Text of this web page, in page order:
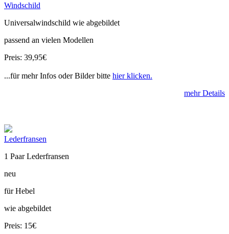
Windschild
Universalwindschild wie abgebildet
passend an vielen Modellen
Preis: 39,95€
...für mehr Infos oder Bilder bitte hier klicken.
mehr Details
Lederfransen
1 Paar Lederfransen
neu
für Hebel
wie abgebildet
Preis: 15€